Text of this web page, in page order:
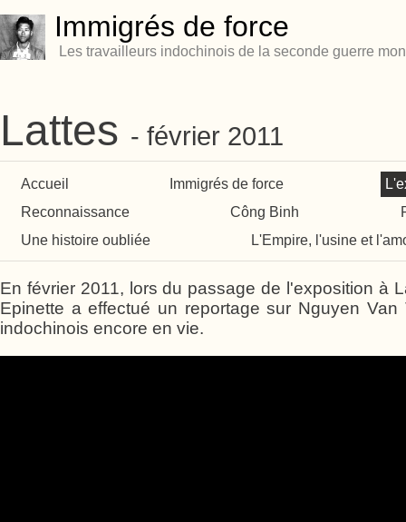
Immigrés de force
Les travailleurs indochinois de la seconde guerre
Lattes février 2011
Accueil Immigrés de force
Reconnaissance
Công Binh
Une histoire oubliée
L'Empire, l'usine et
En février 2011, lors du passage de l'exposition à
Epinette a effectué un reportage sur Nguyen
indochinois encore en vie.